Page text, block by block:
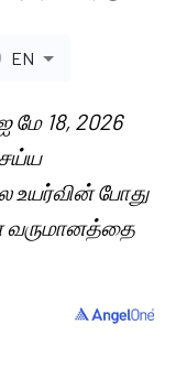
EN
மே 18, 2026
உயர்வின் போது
வருமானத்தை